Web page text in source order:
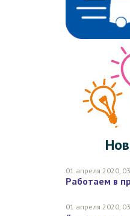
ТЕМНО-
РОЗОВЫЙ-
ТЕМНО-
ЛИЛОВЫЙ
БЕЖЕВЫЙ
01 апреля 2020,
Работаем в
01 апреля 2020,